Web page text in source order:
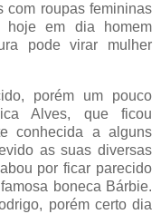
com roupas femininas
hoje em dia homem
pode virar mulher
porém um pouco
Alves, que ficou
conhecida a alguns
as suas diversas
por ficar parecido
boneca Bárbie.
porém certo dia